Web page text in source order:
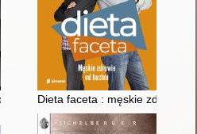
męskości, kobietach,
Dieta faceta : męskie zdrowie